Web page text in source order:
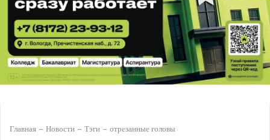
Главная Новости Тэги отрезанные головы